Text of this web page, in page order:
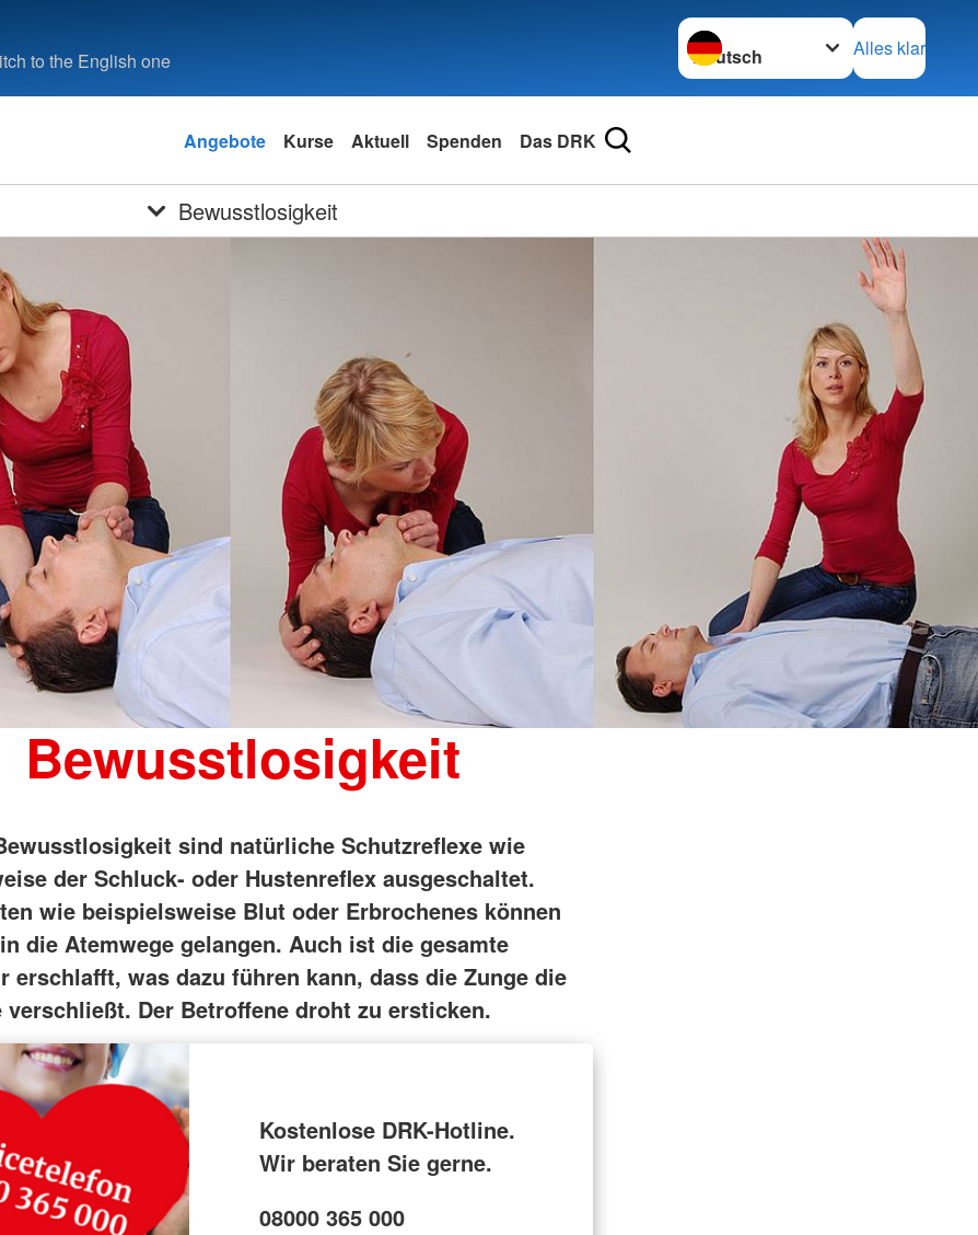
to the English one
Sprache wechseln zu
Alles klar
Angebote Kurse Aktuell Spenden Das DRK
Bewusstlosigkeit
Bewusstlosigkeit
sind natürliche Schutzreflexe wie
der Schluck- oder Hustenreflex ausgeschaltet.
wie beispielsweise Blut oder Erbrochenes können
die Atemwege gelangen. Auch ist die gesamte
erschlafft, was dazu führen kann, dass die Zunge die
verschließt. Der Betroffene droht zu ersticken.
Kostenlose DRK-Hotline.
Wir beraten Sie gerne.
08000 365 000